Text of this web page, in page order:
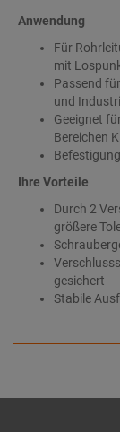
Anwendung
Für
mit
Passend
und
Geeignet
Bereichen
Ihre Vorteile
Durch 2
größere
gesichert
Stabile